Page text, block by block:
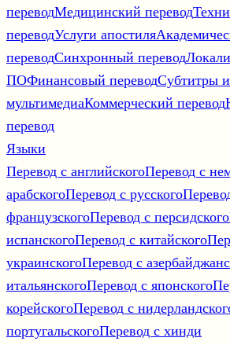
переводМедицинский перевод
переводУслуги апостиля
переводСинхронный перевод
ПОФинансовый переводСубтитры и
мультимедиаКоммерческий перевод
перевод
Языки
Перевод с английскогоПеревод с
арабскогоПеревод с русского
французскогоПеревод с персидского
испанскогоПеревод с китайского
украинскогоПеревод с
итальянскогоПеревод с японского
корейскогоПеревод с
португальскогоПеревод с хинди